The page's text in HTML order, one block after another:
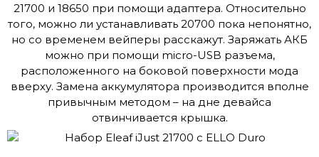
21700 и 18650 при помощи адаптера. Относительно
того, можно ли устанавливать 20700 пока непонятно,
но со временем вейперы расскажут. Заряжать АКБ
можно при помощи micro-USB разъема,
расположенного на боковой поверхности мода
вверху. Замена аккумулятора производится вполне
привычным методом – на дне девайса
отвинчивается крышка.